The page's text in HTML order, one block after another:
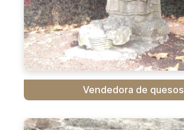
Vendedora de quesos